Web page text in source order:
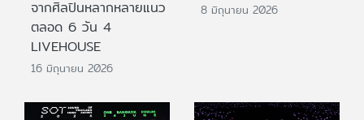
จากศิลปินหลากหลายแนว
ตลอด 6 วัน 4
LIVEHOUSE
16 มิถุนายน 2026
8 มิถุนายน 2026